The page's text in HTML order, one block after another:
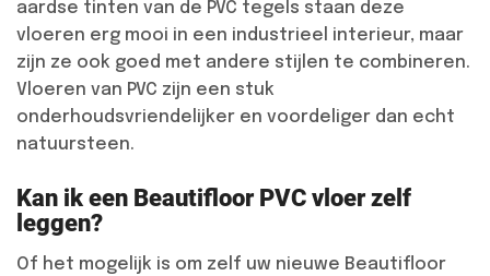
aardse tinten van de PVC tegels staan deze
vloeren erg mooi in een industrieel interieur, maar
zijn ze ook goed met andere stijlen te combineren.
Vloeren van PVC zijn een stuk
onderhoudsvriendelijker en voordeliger dan echt
natuursteen.
Kan ik een Beautifloor PVC vloer zelf
leggen?
Of het mogelijk is om zelf uw nieuwe Beautifloor